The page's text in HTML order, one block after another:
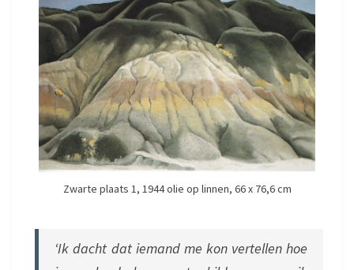
E
R
J
E
E
E
N
L
A
N
D
H
Zwarte plaats 1, 1944 olie op linnen, 66 x 76,6 cm
‘Ik dacht dat iemand me kon vertellen hoe